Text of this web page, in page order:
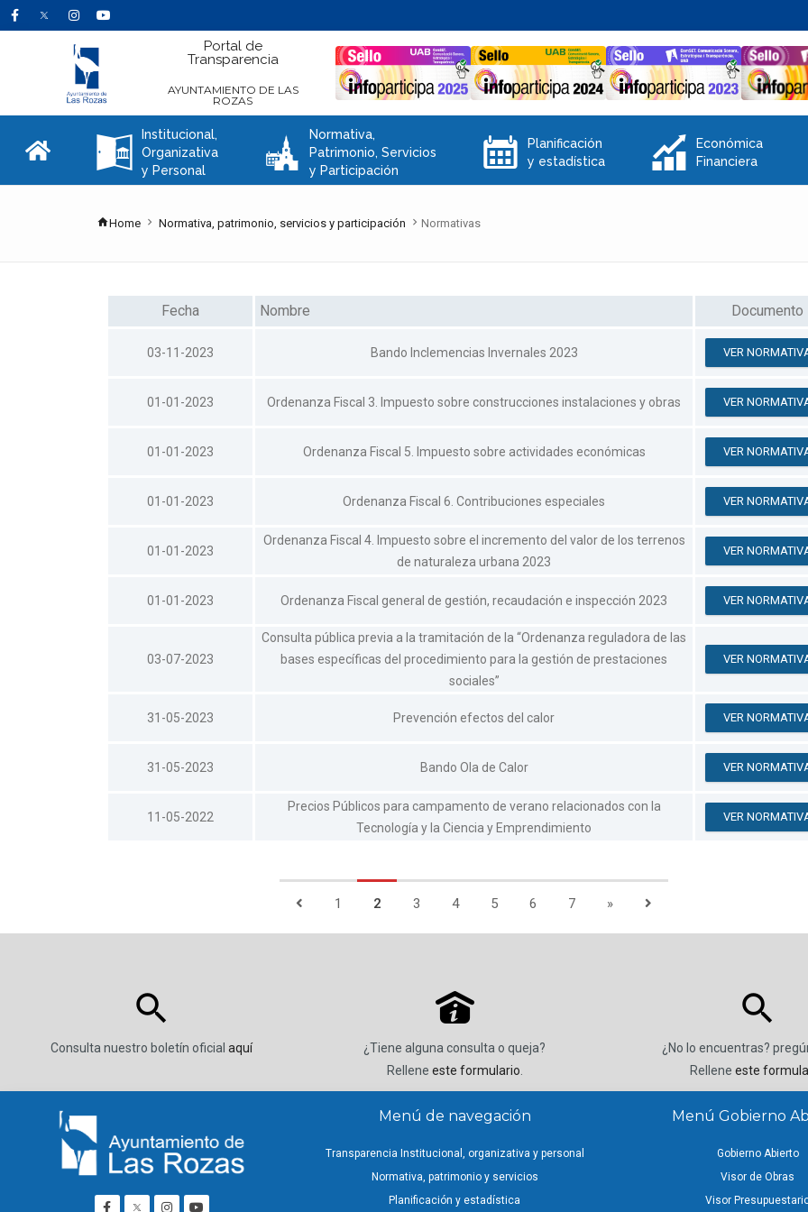
Portal de
Transparencia
AYUNTAMIENTO DE LAS
ROZAS
A
Institucional,
Organizativa
y Personal
C
Normativa,
Patrimonio, Servicios
y Participación
E
Planificación
y estadística
Q
Económica
Financiera
Home Normativa, patrimonio, servicios y participación Normativas
Fecha Nombre Documento
03-11-2023 Bando Inclemencias Invernales 2023 VER
01-01-2023 Ordenanza Fiscal 3. Impuesto sobre construcciones instalaciones y obras VER
01-01-2023 Ordenanza Fiscal 5. Impuesto sobre actividades económicas VER
01-01-2023 Ordenanza Fiscal 6. Contribuciones especiales VER
01-01-2023
Ordenanza Fiscal 4. Impuesto sobre el incremento del valor de los terrenos
de naturaleza urbana 2023
VER
01-01-2023 Ordenanza Fiscal general de gestión, recaudación e inspección 2023 VER
03-07-2023
Consulta pública previa a la tramitación de la “Ordenanza reguladora de las
bases específicas del procedimiento para la gestión de prestaciones
sociales”
VER
31-05-2023 Prevención efectos del calor VER
31-05-2023 Bando Ola de Calor VER
11-05-2022
Precios Públicos para campamento de verano relacionados con la
Tecnología y la Ciencia y Emprendimiento
VER
1 2 3 4 5 6 7 »
Consulta nuestro boletín oficial aquí
P
¿Tiene alguna consulta o queja?
Rellene este formulario
¿No lo encuentras?
Rellene este
Menú de navegación
Transparencia Institucional, organizativa y personal
Normativa, patrimonio y servicios
Planificación y estadística
Menú Gobierno
Gobierno Abierto
Visor de Obras
Visor